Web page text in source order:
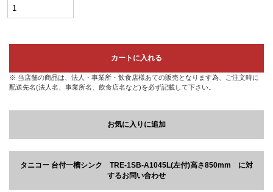
カートに入れる
※ 当店舗の商品は、法人・事業所・飲食店様あての販売となります為、ご注文時に
配送先名(法人名、事業所名、飲食店名など)を必ず記載して下さい。
お気に入りに追加
タニコー 台付一槽シンク TRE-1SB-A1045L(左付)高さ850mm に対
するお問い合わせ